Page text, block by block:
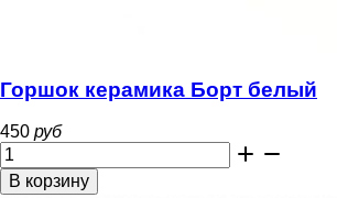
Горшок керамика Борт белый
450 руб